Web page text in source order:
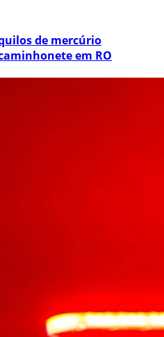
de mercúrio
em RO